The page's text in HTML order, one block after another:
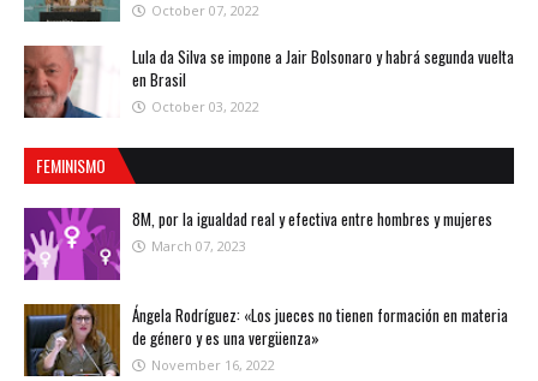
October 07, 2022
Lula da Silva se impone a Jair Bolsonaro y habrá segunda vuelta
en Brasil
October 03, 2022
FEMINISMO
8M, por la igualdad real y efectiva entre hombres y mujeres
March 07, 2023
Ángela Rodríguez: «Los jueces no tienen formación en materia
de género y es una vergüenza»
November 16, 2022